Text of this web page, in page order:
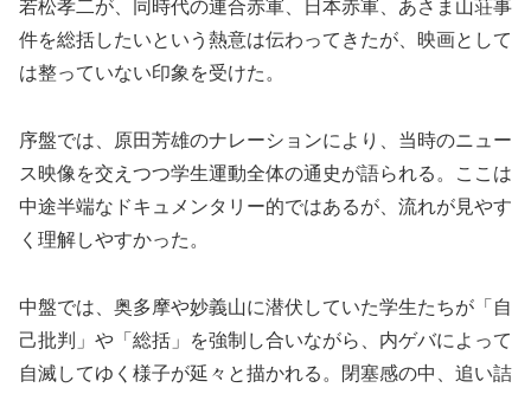
若松孝二が、同時代の連合赤軍、日本赤軍、あさま山荘事
件を総括したいという熱意は伝わってきたが、映画として
は整っていない印象を受けた。
序盤では、原田芳雄のナレーションにより、当時のニュー
ス映像を交えつつ学生運動全体の通史が語られる。ここは
中途半端なドキュメンタリー的ではあるが、流れが見やす
く理解しやすかった。
中盤では、奥多摩や妙義山に潜伏していた学生たちが「自
己批判」や「総括」を強制し合いながら、内ゲバによって
自滅してゆく様子が延々と描かれる。閉塞感の中、追い詰